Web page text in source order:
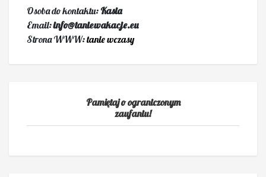
Osoba do kontaktu:Kasia
Email:info@taniewakacje.eu
Strona WWW:tanie wczasy
Pamiętaj o ograniczonym
zaufaniu!